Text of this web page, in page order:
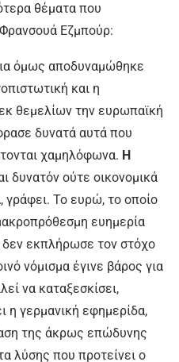
θέματα που
Εζμπούρ:
όμως αποδυναμώθηκε
και η
θεμελίων την ευρωπαϊκή
δυνατά αυτά που
χαμηλόφωνα. Η
δυνατόν ούτε οικονομικά
, γράφει. Το ευρώ, το οποίο
ευημερία
εκπλήρωσε τον στόχο
νόμισμα έγινε βάρος για
να καταξεσκίσει,
η γερμανική εφημερίδα,
της άκρως επώδυνης
λύσης που προτείνει ο